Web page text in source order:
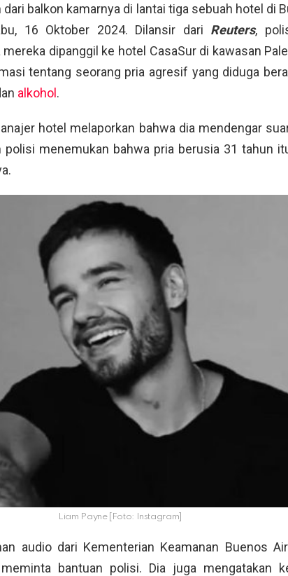
balkon kamarnya di lantai tiga sebuah hotel di
16 Oktober 2024. Dilansir dari Reuters,
dipanggil ke hotel CasaSur di kawasan
tentang seorang pria agresif yang diduga
alkohol.
hotel melaporkan bahwa dia mendengar
polisi menemukan bahwa pria berusia 31 tahun
Liam Payne [Foto: Instagram]
audio dari Kementerian Keamanan Buenos
bantuan polisi. Dia juga mengatakan